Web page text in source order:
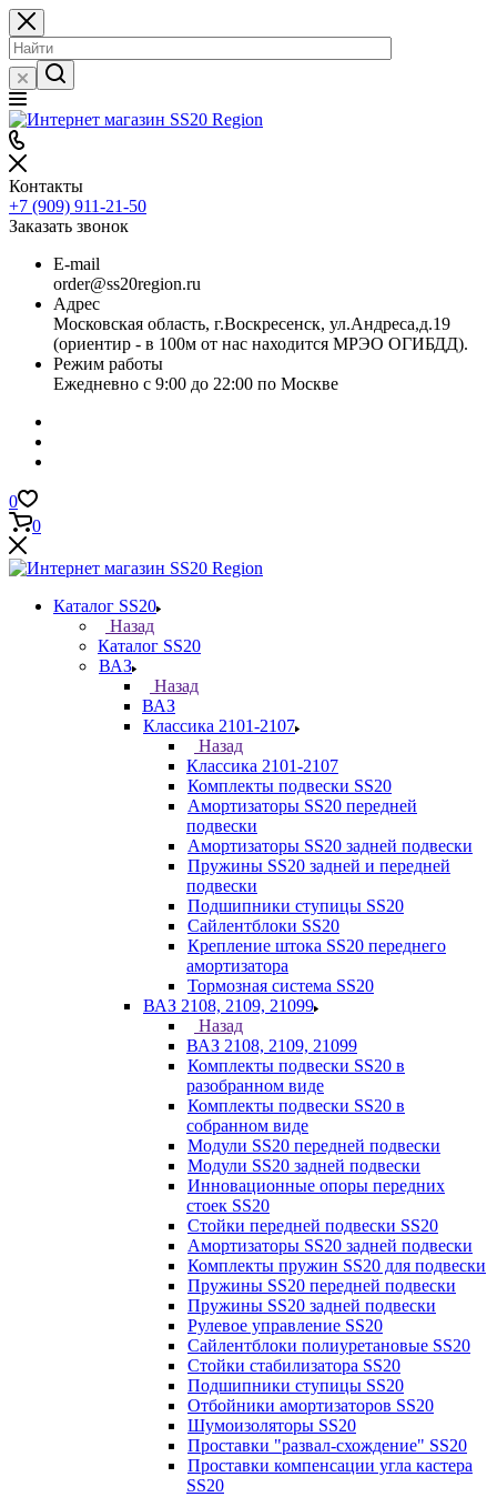
Контакты
+7 (909) 911-21-50
Заказать звонок
E-mail
order@ss20region.ru
Адрес
Московская область, г.Воскресенск, ул.Андреса,д.19
(ориентир - в 100м от нас находится МРЭО ОГИБДД).
Режим работы
Ежедневно с 9:00 до 22:00 по Москве
0
0
Каталог SS20
Назад
Каталог SS20
ВАЗ
Назад
ВАЗ
Классика 2101-2107
Назад
Классика 2101-2107
Комплекты подвески SS20
Амортизаторы SS20 передней
подвески
Амортизаторы SS20 задней подвески
Пружины SS20 задней и передней
подвески
Подшипники ступицы SS20
Сайлентблоки SS20
Крепление штока SS20 переднего
амортизатора
Тормозная система SS20
ВАЗ 2108, 2109, 21099
Назад
ВАЗ 2108, 2109, 21099
Комплекты подвески SS20 в
разобранном виде
Комплекты подвески SS20 в
собранном виде
Модули SS20 передней подвески
Модули SS20 задней подвески
Инновационные опоры передних
стоек SS20
Стойки передней подвески SS20
Амортизаторы SS20 задней подвески
Комплекты пружин SS20 для подвески
Пружины SS20 передней подвески
Пружины SS20 задней подвески
Рулевое управление SS20
Сайлентблоки полиуретановые SS20
Стойки стабилизатора SS20
Подшипники ступицы SS20
Отбойники амортизаторов SS20
Шумоизоляторы SS20
Проставки "развал-схождение" SS20
Проставки компенсации угла кастера
SS20